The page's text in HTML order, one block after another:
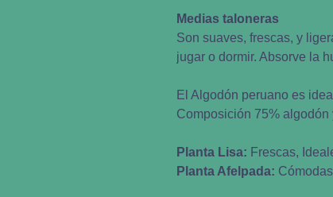
Medias taloneras
Son suaves, frescas, y
jugar o dormir. Absorve la
El Algodón peruano es
Composición 75%
Planta Lisa: Frescas,
Planta Afelpada: